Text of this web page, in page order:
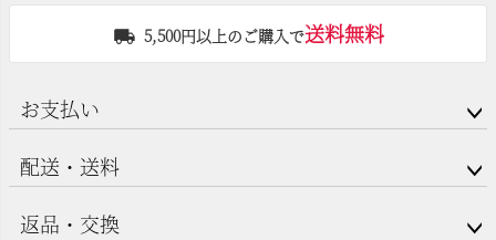
5,500円以上のご購入で送料無料
お支払い
配送・送料
返品・交換